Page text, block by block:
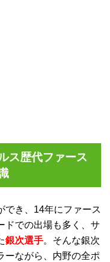
ス歴代ファース
でき、14年にファース
ドでの出場も多く、サ
銀次選手。そんな銀次
ーながら、内野の全ポ